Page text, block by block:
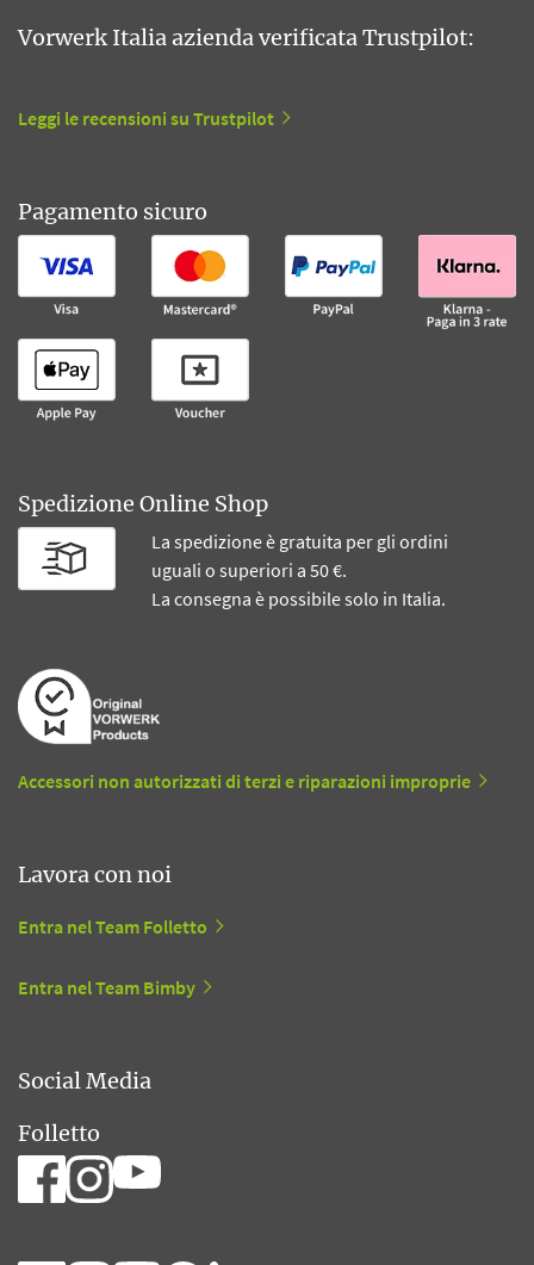
Vorwerk Italia azienda verificata Trustpilot:
Leggi le recensioni su Trustpilot
Pagamento sicuro
Spedizione Online Shop
La spedizione è gratuita per gli ordini
uguali o superiori a 50 €.
La consegna è possibile solo in Italia.
Accessori non autorizzati di terzi e riparazioni improprie
Lavora con noi
Entra nel Team Folletto
Entra nel Team Bimby
Social Media
Folletto